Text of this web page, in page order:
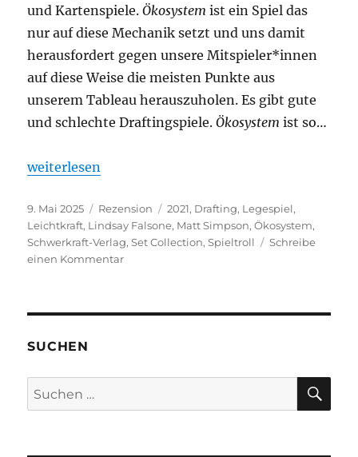
und Kartenspiele.Ökosystem ist ein Spiel das
nur auf diese Mechanik setzt und uns damit
herausfordert gegen unsere Mitspieler*innen
auf diese Weise die meisten Punkte aus
unserem Tableau herauszuholen. Es gibt gute
und schlechte Draftingspiele.Ökosystem ist so…
„Ökosystem – Die Drafting-Einführung“
weiterlesen
Veröffentlicht
am
9. Mai 2025 Kategorien
Rezension Schlagwörter
2021, Drafting, Legespiel,
Leichtkraft, Lindsay Falsone, Matt Simpson,Ökosystem,
Schwerkraft-Verlag,Set Collection,Spieltroll
Schreibe
einen Kommentarzu
SUCHEN
Suchen
nach: